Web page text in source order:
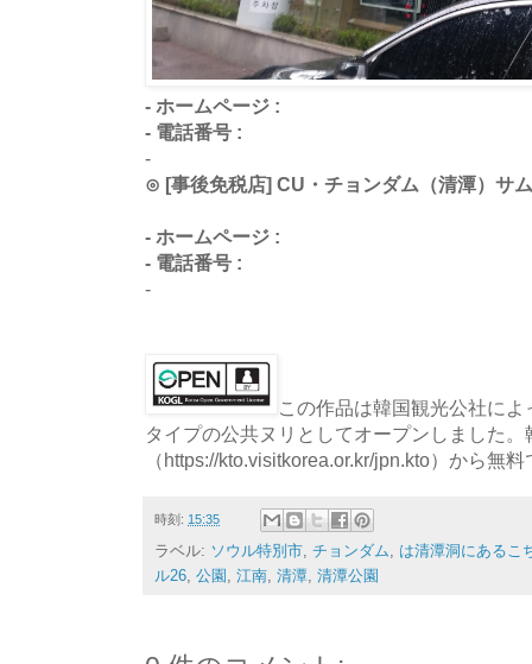
- ホームページ :
- 電話番号 :
-
⊙ [事後免税店] CU・チョンダム（清潭）サ
- ホームページ :
- 電話番号 :
-
この作品は韓国観光公社に
タイプの公共ヌリとしてオープンしました。
（https://kto.visitkorea.or.kr/jpn.kto）から無
時刻: 15:35
ラベル: ソウル特別市, チョンダム, は清潭洞にあるこ
ル26, 公園 , 江南, 清潭, 清潭公園